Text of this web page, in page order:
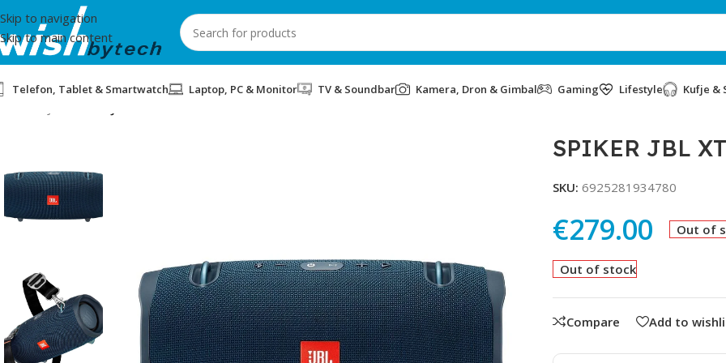
Skip to navigation
Skip to main content
Telefon, Tablet & Smartwatch Laptop, PC & Monitor TV & Soundbar Kamera, Dron & Gimbal Gaming Lifestyle Kufje &
SPIKER JBL
SKU: 6925281934780
€279.00 Out of
Out of stock
Compare Add to